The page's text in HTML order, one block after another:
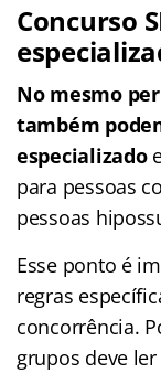
Concurso
No mesmo
também
especializado
para pessoas
pessoas
Esse ponto é
regras
concorrência.
grupos deve